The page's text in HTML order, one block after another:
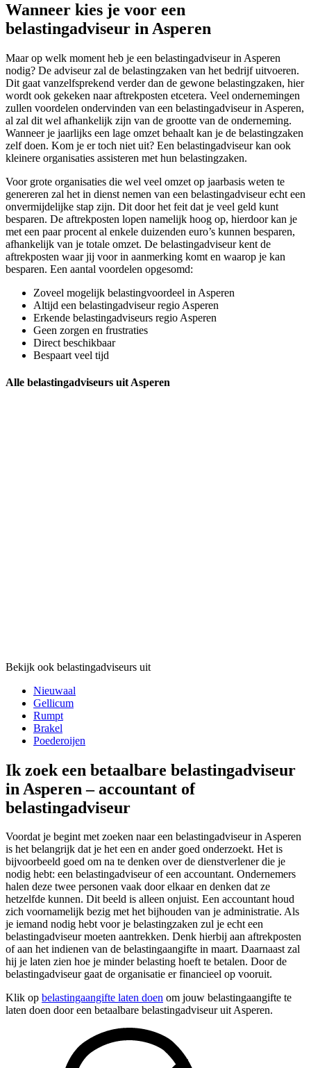
Wanneer kies je voor een
belastingadviseur in Asperen
Maar op welk moment heb je een belastingadviseur in Asperen
nodig? De adviseur zal de belastingzaken van het bedrijf uitvoeren.
Dit gaat vanzelfsprekend verder dan de gewone belastingzaken, hier
wordt ook gekeken naar aftrekposten etcetera. Veel ondernemingen
zullen voordelen ondervinden van een belastingadviseur in Asperen,
al zal dit wel afhankelijk zijn van de grootte van de onderneming.
Wanneer je jaarlijks een lage omzet behaalt kan je de belastingzaken
zelf doen. Kom je er toch niet uit? Een belastingadviseur kan ook
kleinere organisaties assisteren met hun belastingzaken.
Voor grote organisaties die wel veel omzet op jaarbasis weten te
genereren zal het in dienst nemen van een belastingadviseur echt een
onvermijdelijke stap zijn. Dit door het feit dat je veel geld kunt
besparen. De aftrekposten lopen namelijk hoog op, hierdoor kan je
met een paar procent al enkele duizenden euro’s kunnen besparen,
afhankelijk van je totale omzet. De belastingadviseur kent de
aftrekposten waar jij voor in aanmerking komt en waarop je kan
besparen. Een aantal voordelen opgesomd:
Zoveel mogelijk belastingvoordeel in Asperen
Altijd een belastingadviseur regio Asperen
Erkende belastingadviseurs regio Asperen
Geen zorgen en frustraties
Direct beschikbaar
Bespaart veel tijd
Alle belastingadviseurs uit Asperen
Bekijk ook belastingadviseurs uit
Nieuwaal
Gellicum
Rumpt
Brakel
Poederoijen
Ik zoek een betaalbare belastingadviseur
in Asperen – accountant of
belastingadviseur
Voordat je begint met zoeken naar een belastingadviseur in Asperen
is het belangrijk dat je het een en ander goed onderzoekt. Het is
bijvoorbeeld goed om na te denken over de dienstverlener die je
nodig hebt: een belastingadviseur of een accountant. Ondernemers
halen deze twee personen vaak door elkaar en denken dat ze
hetzelfde kunnen. Dit beeld is alleen onjuist. Een accountant houd
zich voornamelijk bezig met het bijhouden van je administratie. Als
je iemand nodig hebt voor je belastingzaken zul je echt een
belastingadviseur moeten aantrekken. Denk hierbij aan aftrekposten
of aan het indienen van de belastingaangifte in maart. Daarnaast zal
hij je laten zien hoe je minder belasting hoeft te betalen. Door de
belastingadviseur gaat de organisatie er financieel op vooruit.
Klik op belastingaangifte laten doen om jouw belastingaangifte te
laten doen door een betaalbare belastingadviseur uit Asperen.